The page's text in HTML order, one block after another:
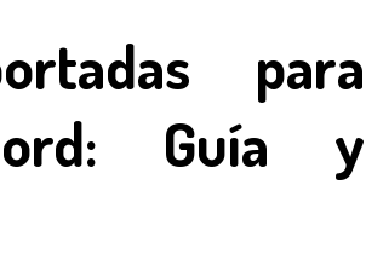
para
Guía y